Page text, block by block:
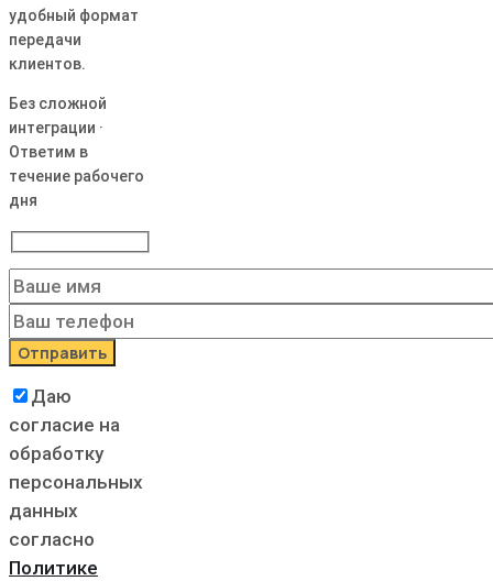
удобный формат
передачи
клиентов.
Без сложной
интеграции ·
Ответим в
течение рабочего
дня
Даю
согласие на
обработку
персональных
данных
согласно
Политике